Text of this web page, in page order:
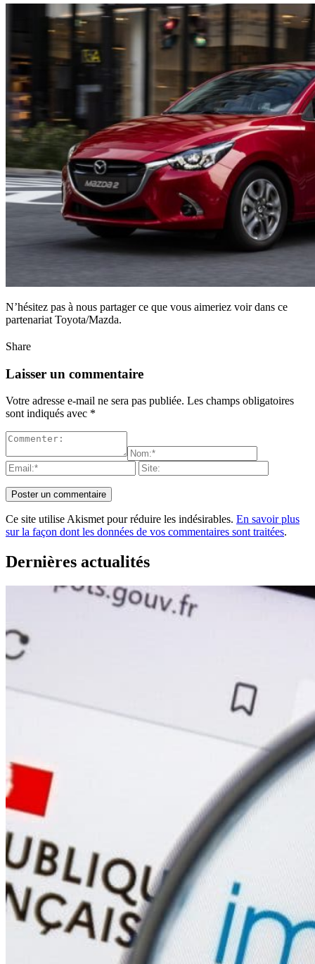
N’hésitez pas à nous partager ce que vous aimeriez voir dans ce
partenariat Toyota/Mazda.
Share
Laisser un commentaire
Votre adresse e-mail ne sera pas publiée. Les champs obligatoires
sont indiqués avec *
Ce site utilise Akismet pour réduire les indésirables. En savoir plus
sur la façon dont les données de vos commentaires sont traitées.
Dernières actualités